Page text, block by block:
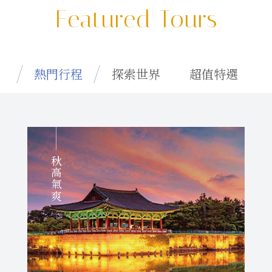
Featured Tours
熱門行程 探索世界 超值特選
秋高氣爽